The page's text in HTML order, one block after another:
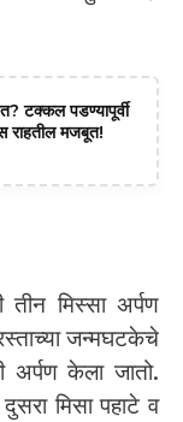
टक्कल पडण्यापूर्वी
राहतील मजबूत!
तीन मिस्सा अर्पण
जन्मघटकेचे
अर्पण केला जातो.
मिसा पहाटे व